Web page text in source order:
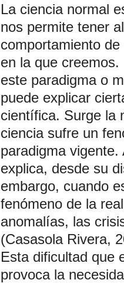
La ciencia normal
nos permite tener
comportamiento
en la que
este paradigma o
puede explicar
científica. Surge la
ciencia sufre un
paradigma
explica, desde su
embargo, cuando
fenómeno de la
anomalías, las
(Casasola Rivera,
Esta dificultad que
provoca la